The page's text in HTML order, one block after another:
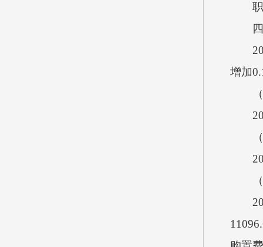
职业
四、
增加
（
（
（